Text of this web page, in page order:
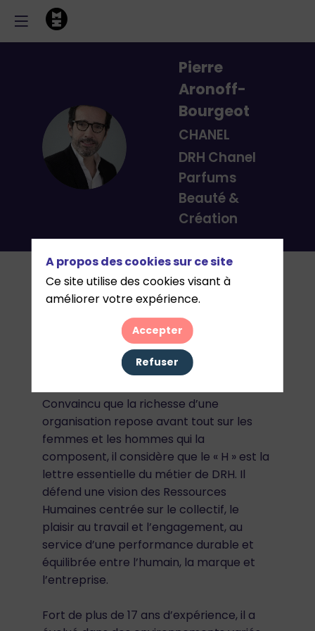
PA
Pierre
Aronoff-
Bourgeot
CHANEL
DRH Chanel
Parfums
Beauté &
Création
Description
Pierre Aronoff-Bourgeot est Directeur
des Ressources Humaines de l’activité
Parfums Beauté et Création chez Chanel.
Convaincu que la richesse d’une
organisation repose avant tout sur les
femmes et les hommes qui la
composent, il considère que le « H » est la
lettre essentielle du métier de DRH. Il
défend une vision des Ressources
Humaines centrée sur le collectif, le
plaisir au travail et l’engagement, au
service d’une performance durable et
équilibrée entre l’humain, la marque et
l’entreprise.
Fort de plus de 17 ans d’expérience, il a
A propos des cookies sur ce site
Ce site utilise des cookies visant à
améliorer votre expérience.
Accepter
Refuser